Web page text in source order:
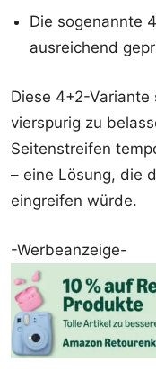
Die sogenannte
ausreichend
Diese 4+2-
vierspurig zu
Seitenstreifen
– eine Lösung, die
eingreifen würde.
-Werbeanzeige-